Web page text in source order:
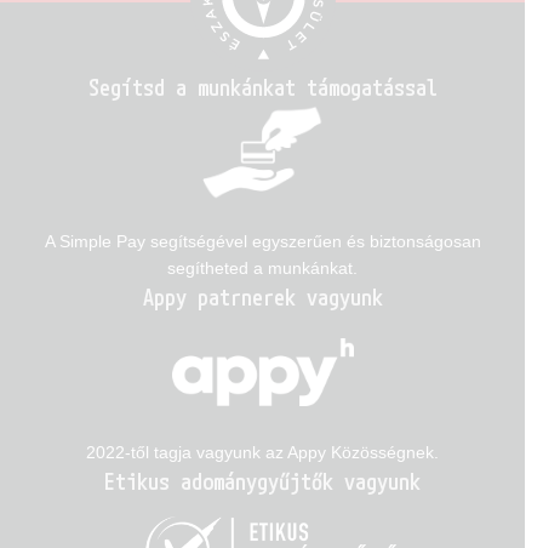
Segítsd a munkánkat támogatással
A Simple Pay segítségével egyszerűen és biztonságosan
segítheted a munkánkat.
Appy patrnerek vagyunk
2022-től tagja vagyunk az Appy Közösségnek.
Etikus adománygyűjtők vagyunk